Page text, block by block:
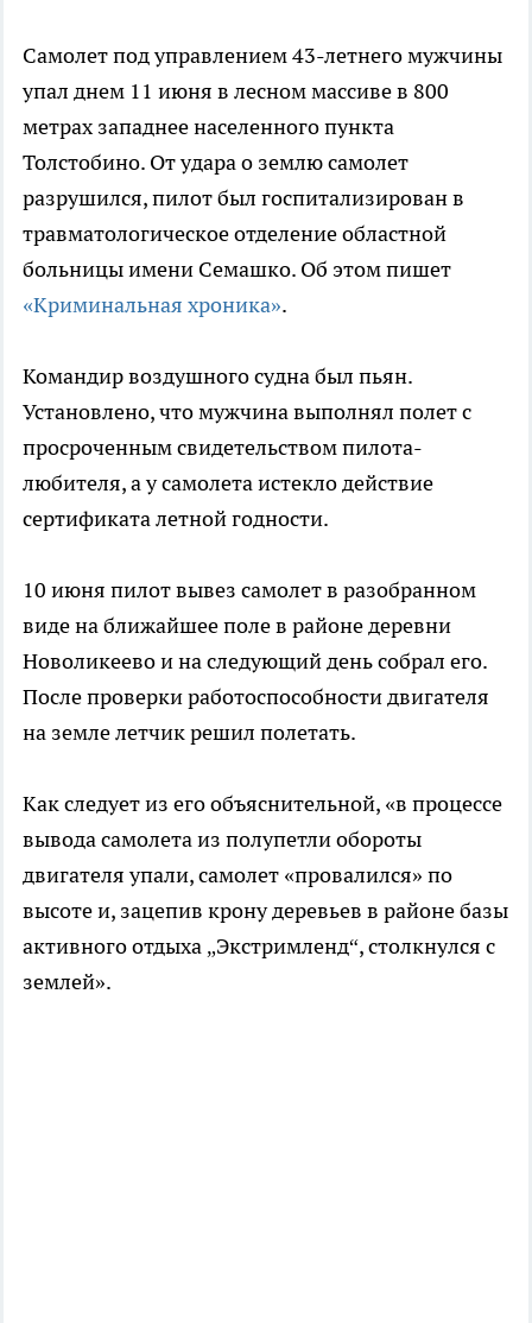
Самолет под управлением 43-летнего мужчины
упал днем 11 июня в лесном массиве в 800
метрах западнее населенного пункта
Толстобино. От удара о землю самолет
разрушился, пилот был госпитализирован в
травматологическое отделение областной
больницы имени Семашко. Об этом пишет
«Криминальная хроника».
Командир воздушного судна был пьян.
Установлено, что мужчина выполнял полет с
просроченным свидетельством пилота-
любителя, а у самолета истекло действие
сертификата летной годности.
10 июня пилот вывез самолет в разобранном
виде на ближайшее поле в районе деревни
Новоликеево и на следующий день собрал его.
После проверки работоспособности двигателя
на земле летчик решил полетать.
Как следует из его объяснительной, «в процессе
вывода самолета из полупетли обороты
двигателя упали, самолет «провалился» по
высоте и, зацепив крону деревьев в районе базы
активного отдыха „Экстримленд“, столкнулся с
землей».